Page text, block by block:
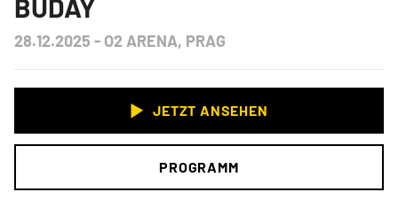
BUDAY
28.12.2025 - O2 ARENA, PRAG
JETZT ANSEHEN
PROGRAMM